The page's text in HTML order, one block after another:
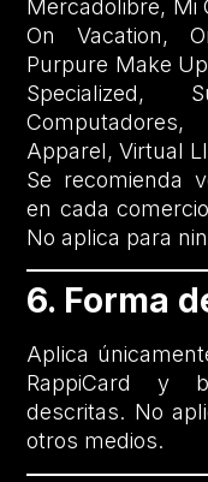
Mercadolibre, Mi
On Vacation,
Purpure Make
Specialized,
Apparel, Virtual
Se recomienda
en cada
No aplica para
6. Forma
Aplica
RappiCard y
descritas. No
otros medios.